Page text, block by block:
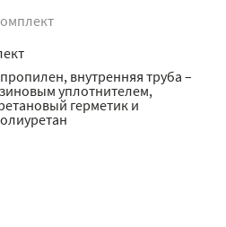
внутренняя труба –
уплотнителем,
герметик и